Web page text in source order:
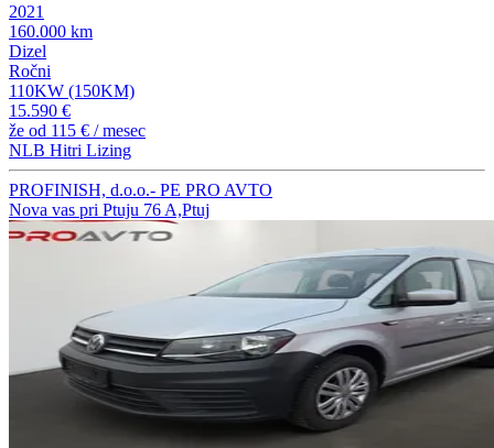
2021
160.000 km
Dizel
Ročni
110KW (150KM)
15.590 €
že od 115 € / mesec
NLB Hitri Lizing
PROFINISH, d.o.o.- PE PRO AVTO
Nova vas pri Ptuju 76 A,Ptuj